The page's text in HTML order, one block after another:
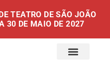
TEATRO DE SÃO JOÃO
30 DE MAIO DE 2027